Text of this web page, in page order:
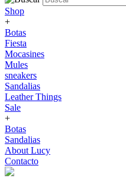
Shop
+
Botas
Fiesta
Mocasines
Mules
sneakers
Sandalias
Leather Things
Sale
+
Botas
Sandalias
About Lucy
Contacto